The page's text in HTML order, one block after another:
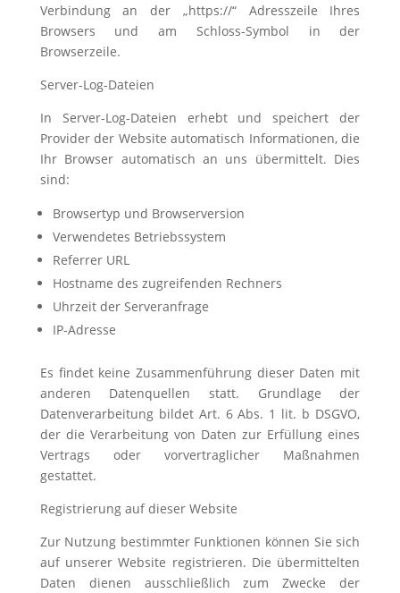
Verbindung an der „https://“ Adresszeile Ihres
Browsers und am Schloss-Symbol in der
Browserzeile.
Server-Log-Dateien
In Server-Log-Dateien erhebt und speichert der
Provider der Website automatisch Informationen, die
Ihr Browser automatisch an uns übermittelt. Dies
sind:
Browsertyp und Browserversion
Verwendetes Betriebssystem
Referrer URL
Hostname des zugreifenden Rechners
Uhrzeit der Serveranfrage
IP-Adresse
Es findet keine Zusammenführung dieser Daten mit
anderen Datenquellen statt. Grundlage der
Datenverarbeitung bildet Art. 6 Abs. 1 lit. b DSGVO,
der die Verarbeitung von Daten zur Erfüllung eines
Vertrags oder vorvertraglicher Maßnahmen
gestattet.
Registrierung auf dieser Website
Zur Nutzung bestimmter Funktionen können Sie sich
auf unserer Website registrieren. Die übermittelten
Daten dienen ausschließlich zum Zwecke der